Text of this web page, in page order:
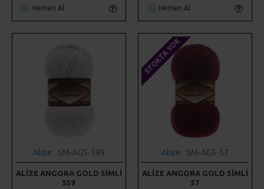
Hemen Al Hemen Al
Alize SM-AGS-599
ALIZE ANGORA GOLD SIMLI
559
STOKTA YOK
Alize SM-AGS-57
ALIZE ANGORA GOLD SIMLI
57